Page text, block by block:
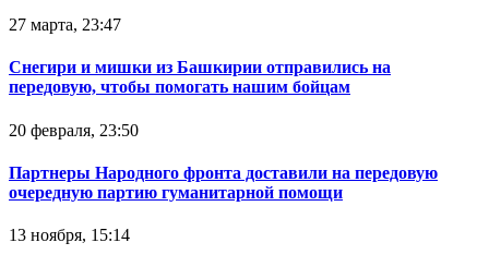
27 марта, 23:47
Снегири и мишки из Башкирии отправились на
передовую, чтобы помогать нашим бойцам
20 февраля, 23:50
Партнеры Народного фронта доставили на передовую
очередную партию гуманитарной помощи
13 ноября, 15:14